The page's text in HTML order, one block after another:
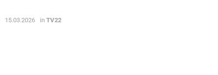
15.03.2026 in TV22